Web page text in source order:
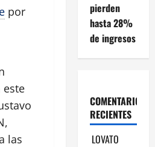
por
este
las
pierden
hasta 28%
de ingresos
COMENTARIOS
RECIENTES
LOVATO